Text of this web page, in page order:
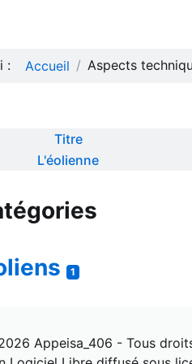
: Accueil Aspects
Titre
L'éolienne
1
Appeisa_406 - Tous